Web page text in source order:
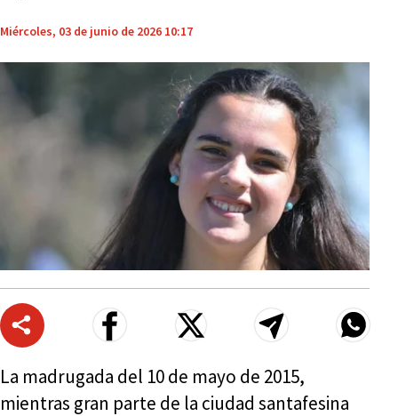
Miércoles, 03 de junio de 2026 10:17
La madrugada del 10 de mayo de 2015,
mientras gran parte de la ciudad santafesina